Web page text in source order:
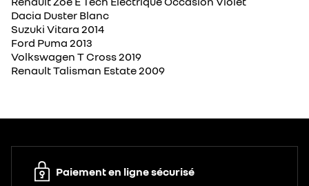
Dacia Duster Blanc
Suzuki Vitara 2014
Ford Puma 2013
Volkswagen T Cross 2019
Renault Talisman Estate 2009
Paiement en ligne sécurisé